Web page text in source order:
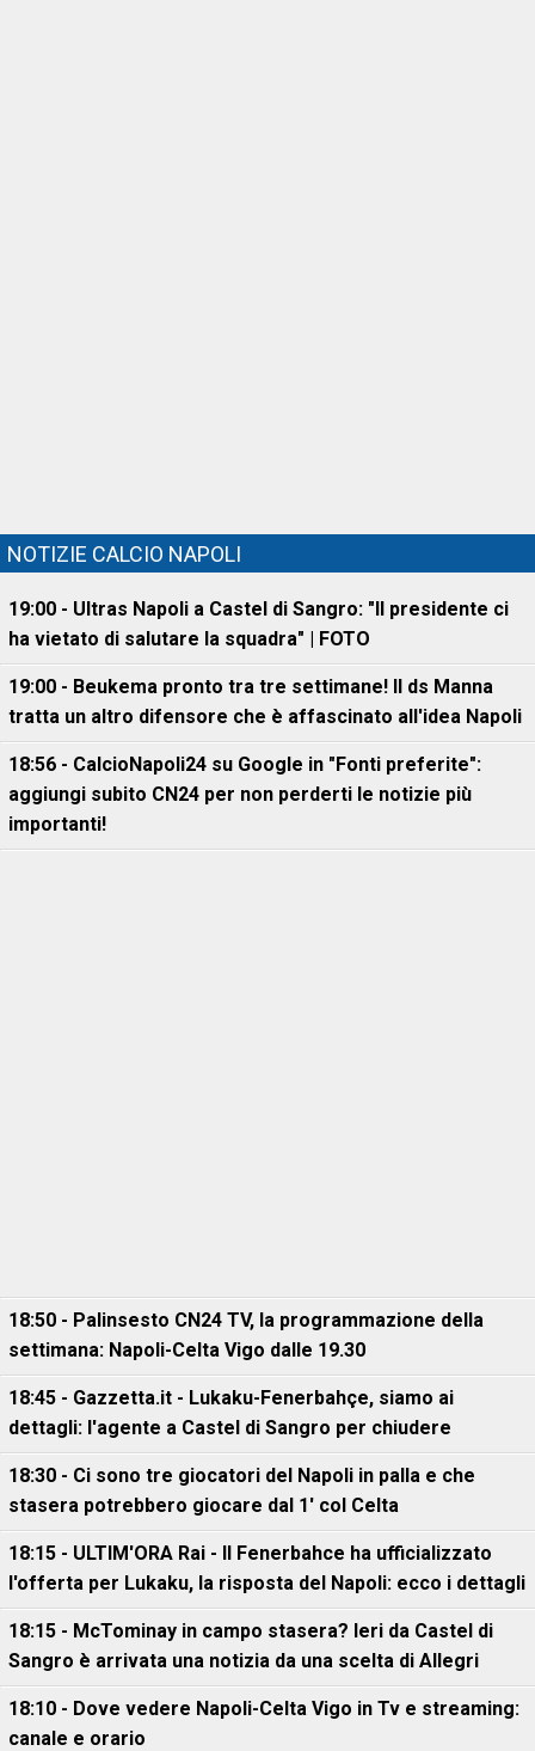
NOTIZIE CALCIO NAPOLI
19:00 - Ultras Napoli a Castel di Sangro: "Il presidente ci
ha vietato di salutare la squadra" | FOTO
19:00 - Beukema pronto tra tre settimane! Il ds Manna
tratta un altro difensore che è affascinato all'idea Napoli
18:56 - CalcioNapoli24 su Google in "Fonti preferite":
aggiungi subito CN24 per non perderti le notizie più
importanti!
18:50 - Palinsesto CN24 TV, la programmazione della
settimana: Napoli-Celta Vigo dalle 19.30
18:45 - Gazzetta.it - Lukaku-Fenerbahçe, siamo ai
dettagli: l'agente a Castel di Sangro per chiudere
18:30 - Ci sono tre giocatori del Napoli in palla e che
stasera potrebbero giocare dal 1' col Celta
18:15 - ULTIM'ORA Rai - Il Fenerbahce ha ufficializzato
l'offerta per Lukaku, la risposta del Napoli: ecco i dettagli
18:15 - McTominay in campo stasera? Ieri da Castel di
Sangro è arrivata una notizia da una scelta di Allegri
18:10 - Dove vedere Napoli-Celta Vigo in Tv e streaming:
canale e orario